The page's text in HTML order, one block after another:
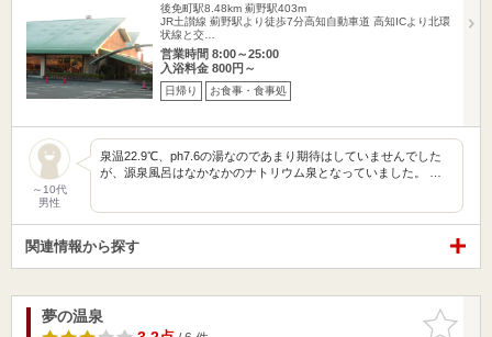
後免町駅8.48km 薊野駅403m
JR土讃線 薊野駅より徒歩7分高知自動車道 高知ICより北環
状線と交…
営業時間 8:00～25:00
入浴料金 800円～
日帰り お食事・食事処
～10代
男性
泉温22.9℃、ph7.6の湯なのであまり期待はしていませんでした
が、源泉風呂はなかなかのナトリウム泉となっていました。 …
関連情報から探す
お気に入
りに追加
夢の温泉